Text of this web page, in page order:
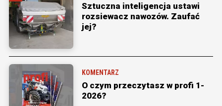
Sztuczna inteligencja ustawi
rozsiewacz nawozów. Zaufać
jej?
KOMENTARZ
O czym przeczytasz w profi 1-
2026?